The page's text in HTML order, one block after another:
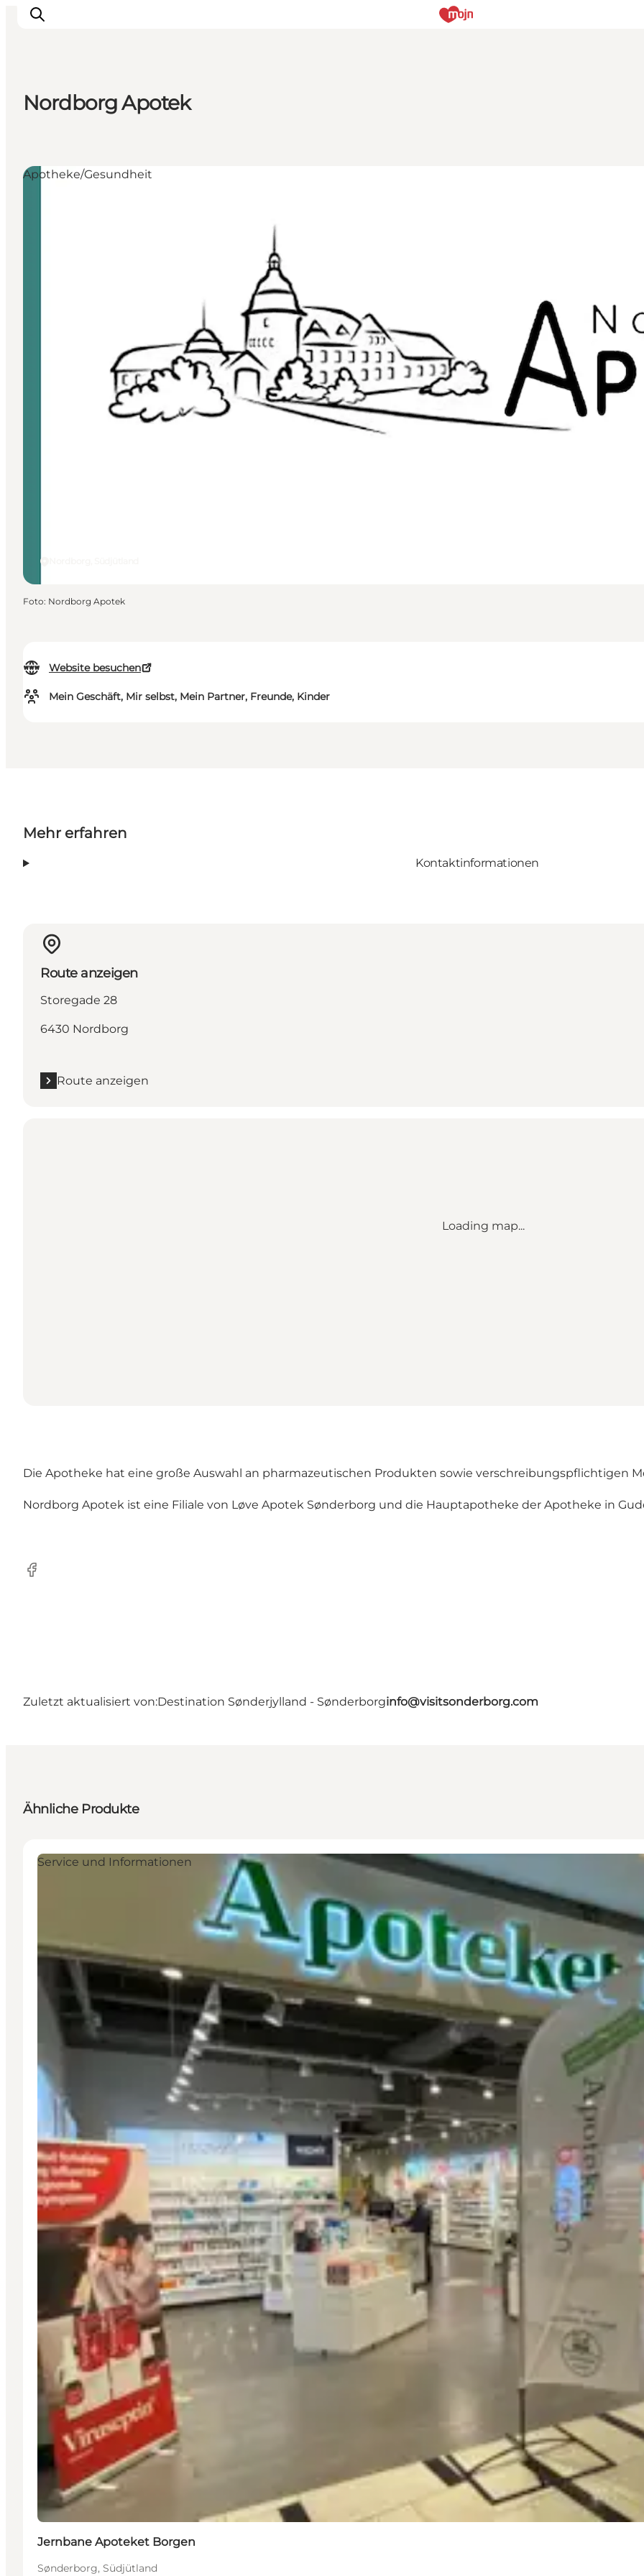
Events
Übernachtung
Nordborg Apotek
Website besuchen
Mein Geschäft, Mir selbst, Mein Partner, Freunde, Kinder
Apotheke/Gesundheit
Foto: Nordborg Apotek
Mehr erfahren
Kontaktinformationen
Route anzeigen
Storegade 28
6430 Nordborg
Route anzeigen
Loading map...
Die Apotheke hat eine große Auswahl an pharmazeutischen Produkten sowie verschreibungspflichtigen
Nordborg Apotek ist eine Filiale von Løve Apotek Sønderborg und die Hauptapotheke der Apotheke in
Facebook
Zuletzt aktualisiert von:Destination Sønderjylland - Sønderborginfo@visitsonderborg.com
Ähnliche Produkte
Service und Informationen
Jernbane Apoteket Borgen
Sønderborg, Südjütland